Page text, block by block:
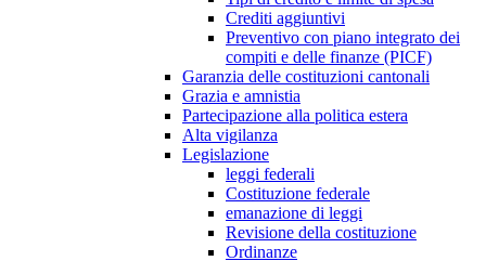
Crediti aggiuntivi
Preventivo con piano integrato dei
compiti e delle finanze (PICF)
Garanzia delle costituzioni cantonali
Grazia e amnistia
Partecipazione alla politica estera
Alta vigilanza
Legislazione
leggi federali
Costituzione federale
emanazione di leggi
Revisione della costituzione
Ordinanze